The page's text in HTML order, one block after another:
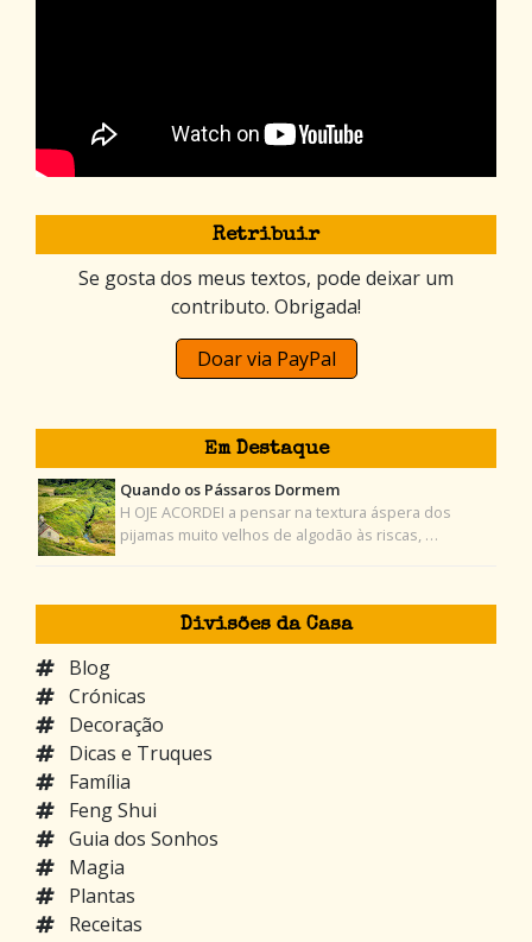
Retribuir
Se gosta dos meus textos, pode deixar um
contributo. Obrigada!
Doar via PayPal
Em Destaque
Quando os Pássaros Dormem
H OJE ACORDEI a pensar na textura áspera dos
pijamas muito velhos de algodão às riscas, …
Divisões da Casa
Blog
Crónicas
Decoração
Dicas e Truques
Família
Feng Shui
Guia dos Sonhos
Magia
Plantas
Receitas